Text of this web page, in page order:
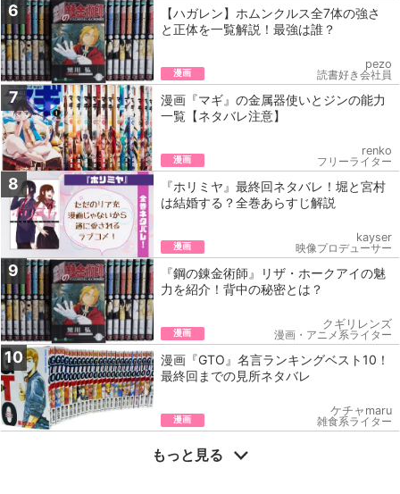
6
【ハガレン】ホムンクルス全7体の強さ
と正体を一覧解説！最強は誰？
漫画
pezo
読書好き会社員
7
漫画『マギ』の金属器使いとジンの能力
一覧【ネタバレ注意】
漫画
renko
フリーライター
8
『ホリミヤ』最終回ネタバレ！堀と宮村
は結婚する？全巻あらすじ解説
漫画
kayser
映像プロデューサー
9
『鋼の錬金術師』リザ・ホークアイの魅
力を紹介！背中の秘密とは？
漫画
クギリレンズ
漫画・アニメ系ライター
10
漫画『GTO』名言ランキングベスト10！
最終回までの見所ネタバレ
漫画
ケチャmaru
雑食系ライター
もっと見る